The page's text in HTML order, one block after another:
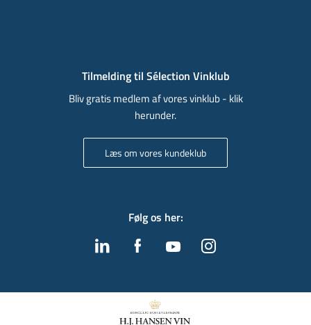
Tilmelding til Sélection Vinklub
Bliv gratis medlem af vores vinklub - klik
herunder.
Læs om vores kundeklub
Følg os her: